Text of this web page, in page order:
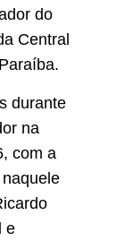
do
Central
durante
na
com a
e